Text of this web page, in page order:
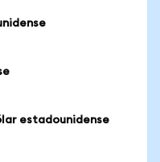
estadounidense